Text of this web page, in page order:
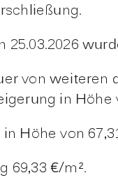
von
in Höhe
Höhe von
69,33 €/m².